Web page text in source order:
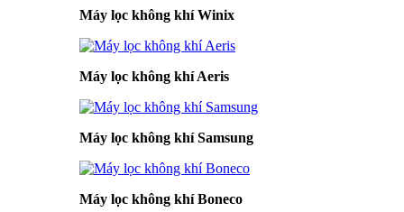
Máy lọc không khí Winix
Máy lọc không khí Aeris
Máy lọc không khí Samsung
Máy lọc không khí Boneco